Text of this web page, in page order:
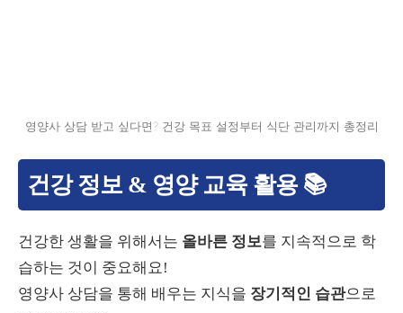
영양사 상담 받고 싶다면? 건강 목표 설정부터 식단 관리까지 총정리
건강 정보 & 영양 교육 활용 📚
건강한 생활을 위해서는 올바른 정보를 지속적으로 학
습하는 것이 중요해요!
영양사 상담을 통해 배우는 지식을 장기적인 습관으로